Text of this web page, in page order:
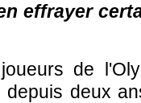
effrayer
de
deux